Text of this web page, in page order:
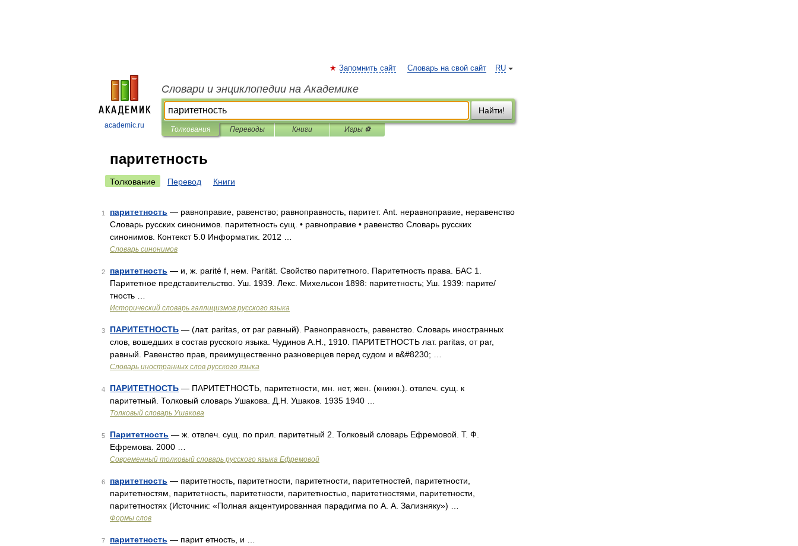
academic.ru
RU
Запомнить сайт Словарь на свой сайт
Словари и энциклопедии на Академике
Найти!
Толкования Переводы Книги Игры ⚽
паритетность
Толкование Перевод Книги
1 паритетность — равноправие, равенство; равноправность, паритет. Ant. неравноправие, неравенство
Словарь русских синонимов. паритетность сущ. • равноправие • равенство Словарь русских
синонимов. Контекст 5.0 Информатик. 2012 …
Словарь синонимов
2 паритетность — и, ж. parité f, нем. Parität. Свойство паритетного. Паритетность права. БАС 1.
Паритетное представительство. Уш. 1939. Лекс. Михельсон 1898: паритетность; Уш. 1939: парите/
тность …
Исторический словарь галлицизмов русского языка
3 ПАРИТЕТНОСТЬ — (лат. paritas, от par равный). Равноправность, равенство. Словарь иностранных
слов, вошедших в состав русского языка. Чудинов А.Н., 1910. ПАРИТЕТНОСТЬ лат. paritas, от par,
равный. Равенство прав, преимущественно разноверцев перед судом и в&#8230; …
Словарь иностранных слов русского языка
4 ПАРИТЕТНОСТЬ — ПАРИТЕТНОСТЬ, паритетности, мн. нет, жен. (книжн.). отвлеч. сущ. к
паритетный. Толковый словарь Ушакова. Д.Н. Ушаков. 1935 1940 …
Толковый словарь Ушакова
5 Паритетность — ж. отвлеч. сущ. по прил. паритетный 2. Толковый словарь Ефремовой. Т. Ф.
Ефремова. 2000 …
Современный толковый словарь русского языка Ефремовой
6 паритетность — паритетность, паритетности, паритетности, паритетностей, паритетности,
паритетностям, паритетность, паритетности, паритетностью, паритетностями, паритетности,
паритетностях (Источник: «Полная акцентуированная парадигма по А. А. Зализняку») …
Формы слов
7 паритетность — парит етность, и …